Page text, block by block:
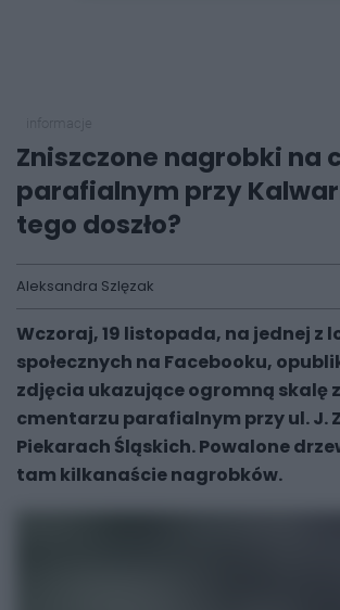
Zniszczone nagrobki na
parafialnym przy
tego doszło?
Aleksandra Szlęzak
Wczoraj, 19 listopada, na jednej z
społecznych na Facebooku,
zdjęcia ukazujące ogromną skalę
cmentarzu parafialnym przy ul. J.
Piekarach Śląskich. Powalone
tam kilkanaście nagrobków.